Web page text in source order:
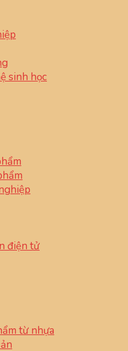
sinh học
điện tử
từ nhựa